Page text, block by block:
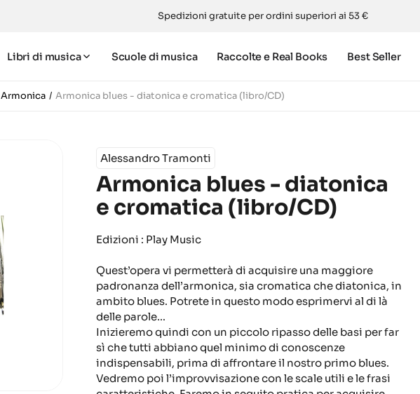
Spedizioni gratuite per ordini superiori ai 53 €
Libri di musica Scuole di musica Raccolte e Real Books Best Seller
Armonica Armonica blues - diatonica e cromatica (libro/CD)
Alessandro Tramonti
Armonica blues - diatonica
e cromatica (libro/CD)
Edizioni : Play Music
Quest’opera vi permetterà di acquisire una maggiore
padronanza dell’armonica, sia cromatica che diatonica, in
ambito blues. Potrete in questo modo esprimervi al di là
delle parole…
Inizieremo quindi con un piccolo ripasso delle basi per far
sì che tutti abbiano quel minimo di conoscenze
indispensabili, prima di affrontare il nostro primo blues.
Vedremo poi l’improvvisazione con le scale utili e le frasi